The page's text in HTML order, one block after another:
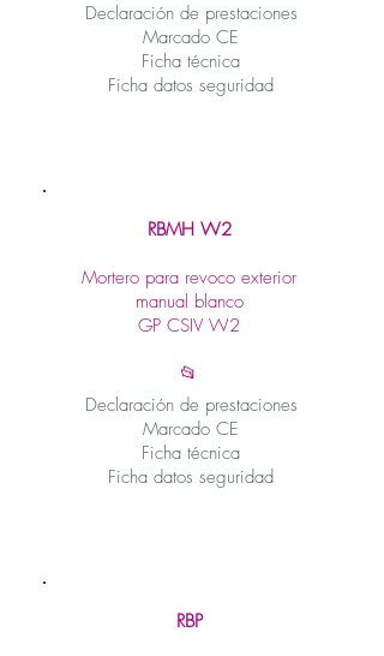
Declaración de prestaciones
Marcado CE
Ficha técnica
Ficha datos seguridad
RBMH W2
Mortero para revoco exterior
manual blanco
GP CSIV W2
📂
Declaración de prestaciones
Marcado CE
Ficha técnica
Ficha datos seguridad
RBP